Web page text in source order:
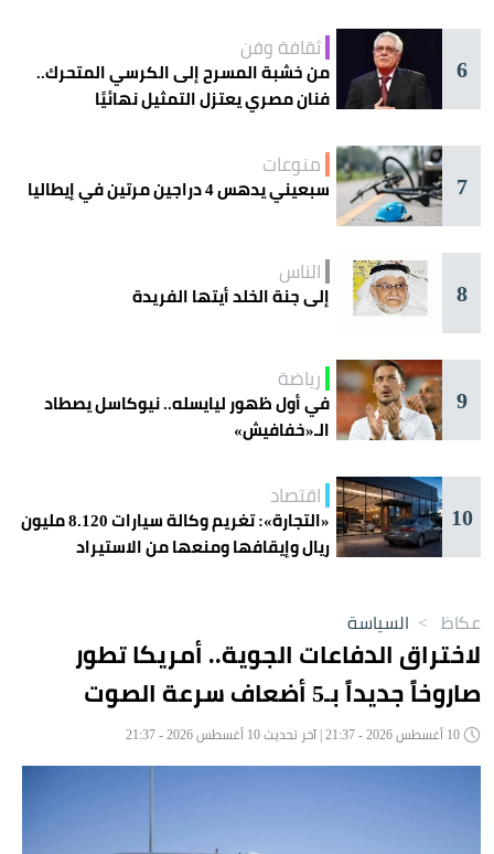
6
ثقافة وفن
من خشبة المسرح إلى الكرسي المتحرك..
فنان مصري يعتزل التمثيل نهائيًا
7
منوعات
سبعيني يدهس 4 دراجين مرتين في إيطاليا
8
الناس
إلى جنة الخلد أيتها الفريدة
9
رياضة
في أول ظهور ليايسله.. نيوكاسل يصطاد
الـ«خفافيش»
10
اقتصاد
«التجارة»: تغريم وكالة سيارات 8.120 مليون
ريال وإيقافها ومنعها من الاستيراد
عكاظ > السياسة
لاختراق الدفاعات الجوية.. أمريكا تطور
صاروخاً جديداً بـ5 أضعاف سرعة الصوت